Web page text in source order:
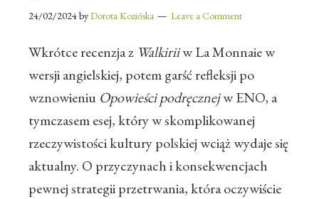
24/02/2024byDorota Kozińska Leave a Comment
Wkrótce recenzja z Walkiriiw La Monnaie w
wersji angielskiej, potem garść refleksji po
wznowieniu Opowieści podręcznejw ENO, a
tymczasem esej, który w skomplikowanej
rzeczywistości kultury polskiej wciąż wydaje się
aktualny. O przyczynach i konsekwencjach
pewnej strategii przetrwania, która oczywiście